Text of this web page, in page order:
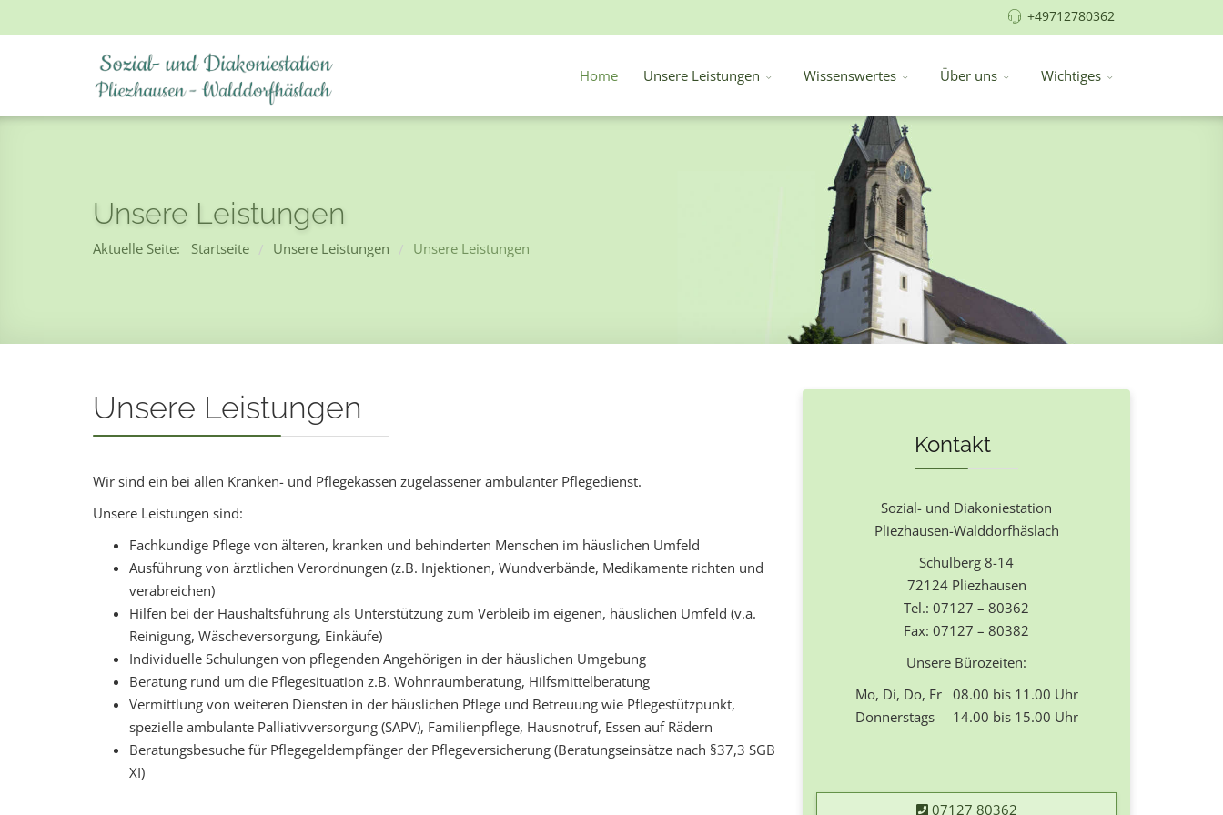
+49712780362
Home Unsere Leistungen Wissenswertes Über uns Wichtiges
Unsere Leistungen
Aktuelle Seite: Startseite / Unsere Leistungen / Unsere Leistungen
Unsere Leistungen
Wir sind ein bei allen Kranken- und Pflegekassen zugelassener ambulanter Pflegedienst.
Unsere Leistungen sind:
Fachkundige Pflege von älteren, kranken und behinderten Menschen im häuslichen Umfeld
Ausführung von ärztlichen Verordnungen (z.B. Injektionen, Wundverbände, Medikamente richten und
verabreichen)
Hilfen bei der Haushaltsführung als Unterstützung zum Verbleib im eigenen, häuslichen Umfeld (v.a.
Reinigung, Wäscheversorgung, Einkäufe)
Individuelle Schulungen von pflegenden Angehörigen in der häuslichen Umgebung
Beratung rund um die Pflegesituation z.B. Wohnraumberatung, Hilfsmittelberatung
Vermittlung von weiteren Diensten in der häuslichen Pflege und Betreuung wie Pflegestützpunkt,
spezielle ambulante Palliativversorgung (SAPV), Familienpflege, Hausnotruf, Essen auf Rädern
Beratungsbesuche für Pflegegeldempfänger der Pflegeversicherung (Beratungseinsätze nach §37,3 SGB
XI)
Kontakt
Sozial- und Diakoniestation
Pliezhausen-Walddorfhäslach
Schulberg 8-14
72124 Pliezhausen
Tel.: 07127 – 80362
Fax: 07127 – 80382
Unsere Bürozeiten:
Mo, Di, Do, Fr 08.00 bis 11.00 Uhr
Donnerstags 14.00 bis 15.00 Uhr
07127 80362